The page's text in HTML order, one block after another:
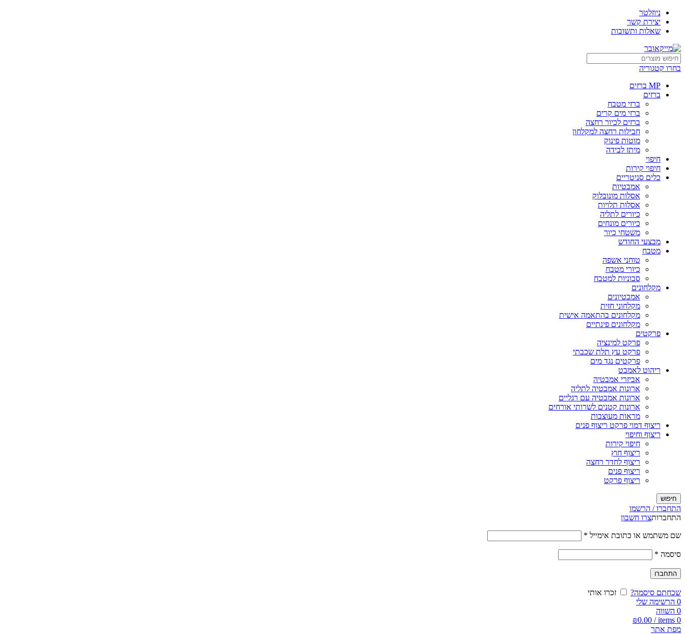
ניוזלטר
יצירת קשר
שאלות ותשובות
בחרו קטגוריה
MP ברזים
ברזים
ברזי מטבח
ברזי מים קרים
ברזים לכיור רחצה
חבילות רחצה למקלחון
מוטות פינוק
מיתז לבידה
חיפוי
חיפוי קירות
כלים סניטריים
אמבטיות
אסלות מונובלוק
אסלות תלויות
כיורים לתליה
כיורים מונחים
משטחי כיור
מבצעי החודש
מטבח
טוחני אשפה
כיורי מטבח
סבוניות למטבח
מקלחונים
אמבטיונים
מקלחוני חזית
מקלחונים בהתאמה אישית
מקלחונים פינתיים
פרקטים
פרקט למינציה
פרקט עץ תלת שכבתי
פרקטים נגד מים
ריהוט לאמבט
אביזרי אמבטיה
ארונות אמבטיה לתליה
ארונות אמבטיה עם רגליים
ארונות קטנים לשרותי אורחים
מראות מעוצבות
ריצוף דמוי פרקט ריצוף פנים
ריצוף וחיפוי
חיפוי קירות
ריצוף חוץ
ריצוף לחדר רחצה
ריצוף פנים
ריצוף פרקט
חיפוש
התחברו / הרשמו
התחברותצרו חשבון
שם משתמש או כתובת אימייל *
סיסמה *
התחברו
שכחתם סיסמה?
זכרו אותי
0 הרשימה שלי
0 השווה
0
items
/
₪0.00
מפת אתר